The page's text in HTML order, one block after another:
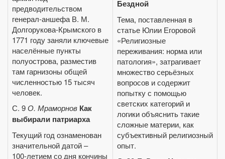
предводительством
генерал-аншефа В. М.
Долгорукова-Крымского в
1771 году заняли ключевые
населённые пункты
полуострова, разместив
там гарнизоны общей
численностью 15 тысяч
человек.
С. 9О. Мраморнов Как
выбирали патриарха
Текущий год ознаменован
значительной датой –
100‑летием со дня кончины
Бездной
Тема, поставленная в
статье Юлии Егоровой
«Религиозные
переживания: норма или
патология», затрагивает
множество серьёзных
вопросов и содержит
попытку с помощью
светских категорий и
логики объяснить такие
сложные материи, как
субъективный религиозный
опыт.